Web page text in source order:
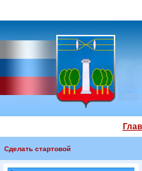
Сделать стартовой